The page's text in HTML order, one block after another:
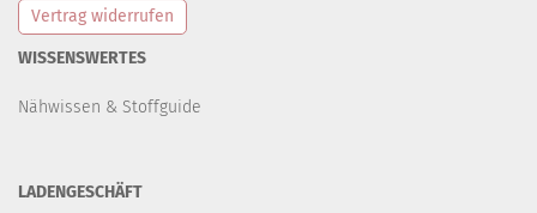
Vertrag widerrufen
WISSENSWERTES
Nähwissen & Stoffguide
LADENGESCHÄFT